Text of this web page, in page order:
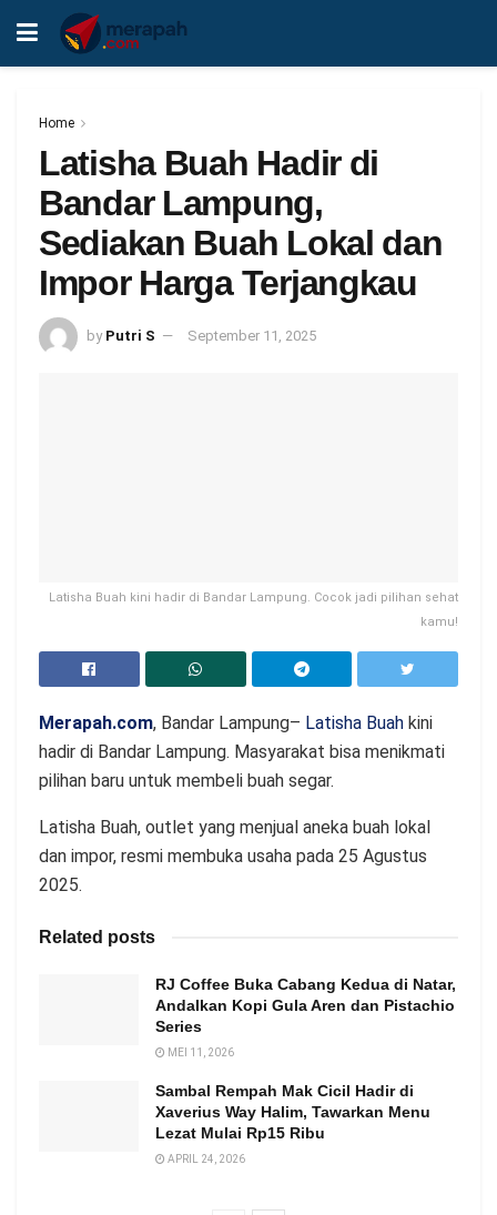
Home
Latisha Buah Hadir di
Bandar Lampung,
Sediakan Buah Lokal dan
Impor Harga Terjangkau
by Putri S September 11, 2025
Latisha Buah kini hadir di Bandar Lampung. Cocok jadi pilihan sehat
kamu!
Merapah.com, Bandar Lampung– Latisha Buah kini
hadir di Bandar Lampung. Masyarakat bisa menikmati
pilihan baru untuk membeli buah segar.
Latisha Buah, outlet yang menjual aneka buah lokal
dan impor, resmi membuka usaha pada 25 Agustus
2025.
Related posts
RJ Coffee Buka Cabang Kedua di Natar,
Andalkan Kopi Gula Aren dan Pistachio
Series
MEI 11, 2026
Sambal Rempah Mak Cicil Hadir di
Xaverius Way Halim, Tawarkan Menu
Lezat Mulai Rp15 Ribu
APRIL 24, 2026